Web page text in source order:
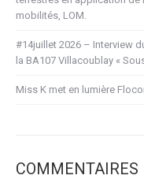
mobilités, LOM.
#14juillet 2026 – Interview
la BA107 Villacoublay «
Miss K met en lumière
COMMENTAIRES